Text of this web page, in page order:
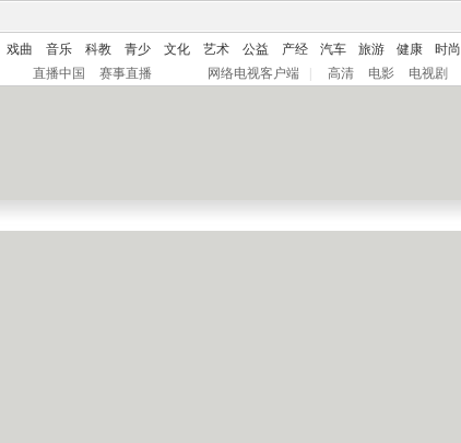
戏曲 音乐 科教 青少 文化 艺术 公益 产经 汽车 旅游 健康 时尚
直播中国 赛事直播 网络电视客户端 高清 电影 电视剧